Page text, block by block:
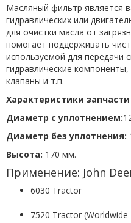
Масляный фильтр является
гидравлических или
для очистки масла от
помогает поддерживать
используемой для передачи
гидравлические
клапаны и т.п.
Характеристики запчасти
Диаметр с уплотнением:
Диаметр без уплотнения:
Высота: 170 мм.
Применение: John
6030 Tractor
7520 Tractor (Worldwide